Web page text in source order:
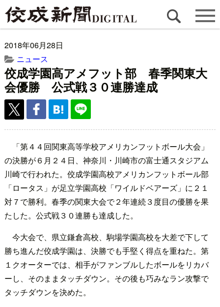
2018年06月28日
ニュース
佼成学園高アメフット部 春季関東大
会優勝 公式戦３０連勝達成
「第４４回関東高等学校アメリカンフットボール大会」
の決勝が６月２４日、神奈川・川崎市の富士通スタジアム
川崎で行われた。佼成学園高校アメリカンフットボール部
「ロータス」が足立学園高校「ワイルドベアーズ」に２１
対７で勝利。春季の関東大会で２年連続３度目の優勝を果
たした。公式戦３０連勝も達成した。
今大会で、県立鎌倉高校、駒場学園高校を大差で下して
勝ち進んだ佼成学園は、決勝でも手堅く得点を重ねた。第
１クオーターでは、相手がファンブルしたボールをリカバ
ーし、そのままタッチダウン。その後も巧みなラン攻撃で
タッチダウンを決めた。